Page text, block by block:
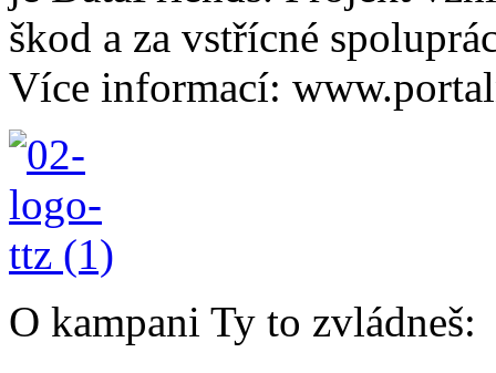
škod a za vstřícné
Více informací:
O kampani Ty to zvládneš: